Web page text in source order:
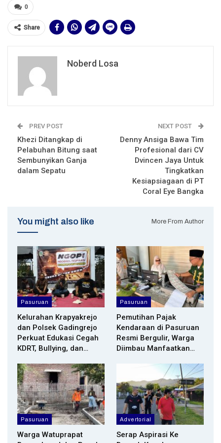
0
Share
Noberd Losa
PREV POST
Khezi Ditangkap di
Pelabuhan Bitung saat
Sembunyikan Ganja
dalam Sepatu
NEXT POST
Denny Ansiga Bawa Tim
Profesional dari CV
Dvincen Jaya Untuk
Tingkatkan
Kesiapsiagaan di PT
Coral Eye Bangka
You might also like More From Author
Pasuruan
Kelurahan Krapyakrejo
dan Polsek Gadingrejo
Perkuat Edukasi Cegah
KDRT, Bullying, dan…
Pasuruan
Pemutihan Pajak
Kendaraan di Pasuruan
Resmi Bergulir, Warga
Diimbau Manfaatkan…
Pasuruan
Warga Watuprapat
Advertorial
Serap Aspirasi Ke